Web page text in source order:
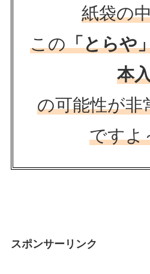
紙袋の
この「とらや
本
の可能性が非
ですよ
スポンサーリンク